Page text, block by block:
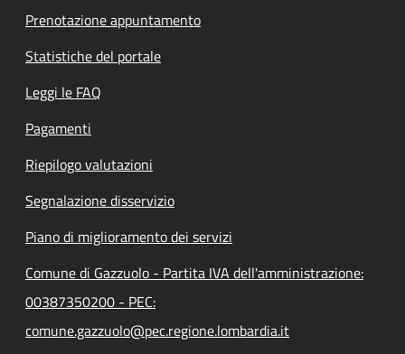
Prenotazione appuntamento
Statistiche del portale
Leggi le FAQ
Pagamenti
Riepilogo valutazioni
Segnalazione disservizio
Piano di miglioramento dei servizi
Comune di Gazzuolo - Partita IVA dell'amministrazione:
00387350200 - PEC:
comune.gazzuolo@pec.regione.lombardia.it